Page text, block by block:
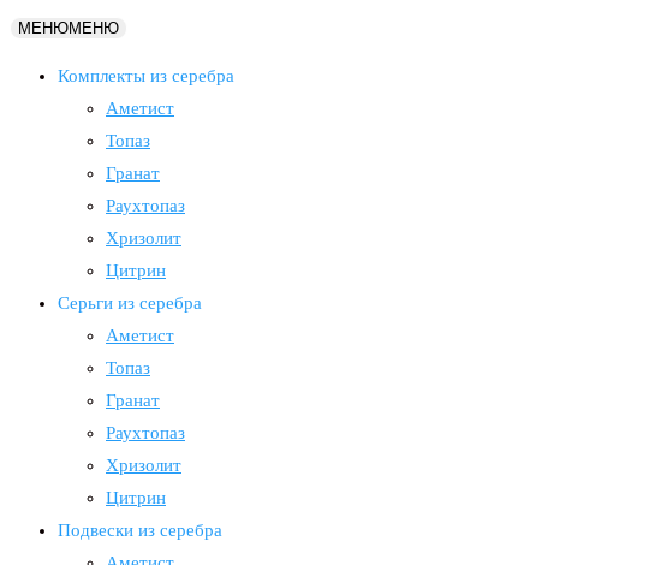
МЕНЮМЕНЮ
Комплекты из серебра
Аметист
Топаз
Гранат
Раухтопаз
Хризолит
Цитрин
Серьги из серебра
Аметист
Топаз
Гранат
Раухтопаз
Хризолит
Цитрин
Подвески из серебра